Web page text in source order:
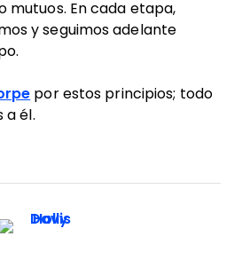
mutuos. En cada etapa,
y seguimos adelante
por estos principios; todo
a él.